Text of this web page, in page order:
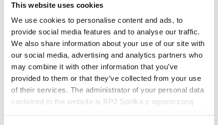
This website uses cookies
We use cookies to personalise content and ads, to
provide social media features and to analyse our traffic.
We also share information about your use of our site with
our social media, advertising and analytics partners who
may combine it with other information that you’ve
provided to them or that they’ve collected from your use
of their services. The administrator of your personal data
contained in the website is BP2 Spółka z ograniczoną
Pomocne linki